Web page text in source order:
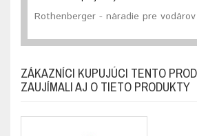
Rothenberger - náradie pre
ZÁKAZNÍCI KUPUJÚCI TENTO
ZAUJÍMALI AJ O TIETO PRODUKTY